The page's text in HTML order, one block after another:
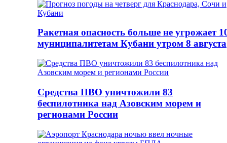
Ракетная опасность больше не угрожает
муниципалитетам Кубани утром 8 августа
Средства ПВО уничтожили 83
беспилотника над Азовским морем и
регионами России